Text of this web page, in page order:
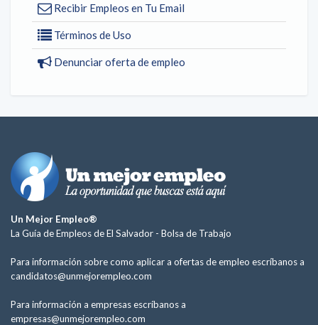
Recibir Empleos en Tu Email
Términos de Uso
Denunciar oferta de empleo
Un Mejor Empleo®
La Guía de Empleos de El Salvador - Bolsa de Trabajo
Para información sobre como aplicar a ofertas de empleo escríbanos a
candidatos@unmejorempleo.com
Para información a empresas escríbanos a
empresas@unmejorempleo.com